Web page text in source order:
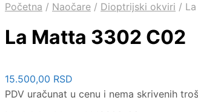
Početna / Naočare / Dioptrijski okviri /
La Matta 3302 C02
15.500,00 RSD
PDV uračunat u cenu i nema skrivenih